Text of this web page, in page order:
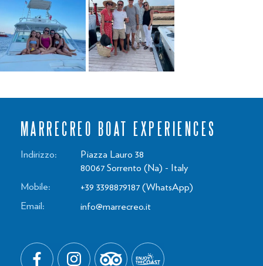
MARRECREO BOAT EXPERIENCES
Indirizzo:
Piazza Lauro 38
80067 Sorrento (Na) - Italy
Mobile:
+39 3398879187(WhatsApp)
Email:
info@marrecreo.it